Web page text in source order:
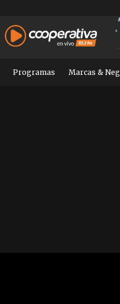
Programas Marcas &